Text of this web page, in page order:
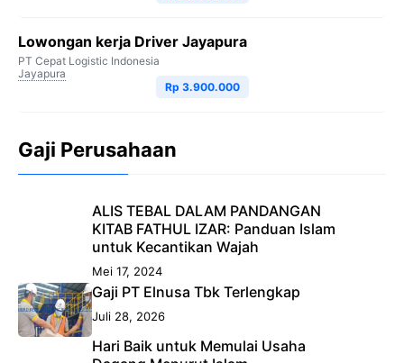
Lowongan kerja Driver Jayapura
PT Cepat Logistic Indonesia
Jayapura
Rp 3.900.000
Gaji Perusahaan
ALIS TEBAL DALAM PANDANGAN
KITAB FATHUL IZAR: Panduan Islam
untuk Kecantikan Wajah
Mei 17, 2024
Gaji PT Elnusa Tbk Terlengkap
Juli 28, 2026
Hari Baik untuk Memulai Usaha